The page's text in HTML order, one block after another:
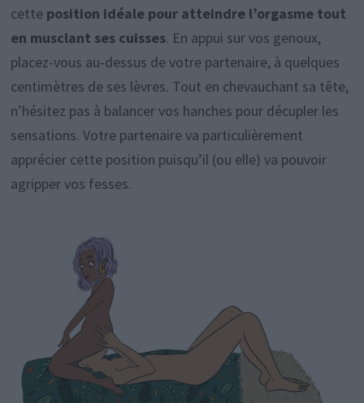
cette position idéale pour atteindre l’orgasme tout
en musclant ses cuisses. En appui sur vos genoux,
placez-vous au-dessus de votre partenaire, à quelques
centimètres de ses lèvres. Tout en chevauchant sa tête,
n’hésitez pas à balancer vos hanches pour décupler les
sensations. Votre partenaire va particulièrement
apprécier cette position puisqu’il (ou elle) va pouvoir
agripper vos fesses.